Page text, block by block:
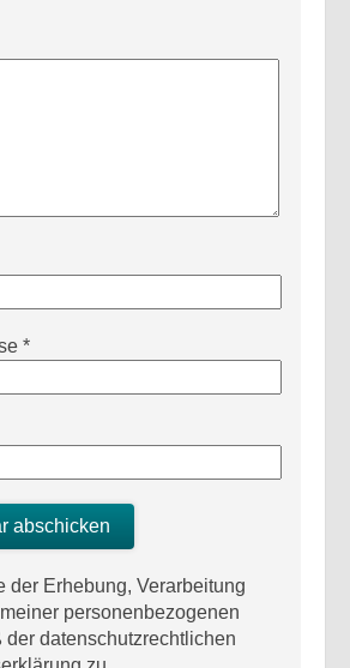
*
der Erhebung, Verarbeitung
personenbezogenen
der datenschutzrechtlichen